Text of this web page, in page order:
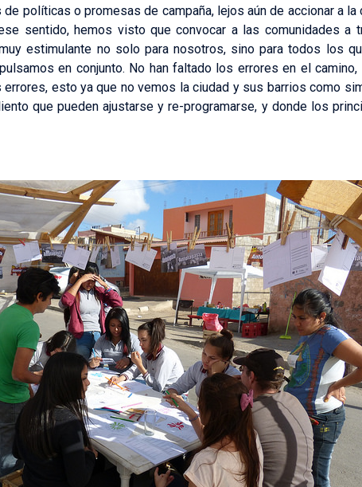
políticas o promesas de campaña, lejos aún de accionar a la
sentido, hemos visto que convocar a las comunidades a
estimulante no solo para nosotros, sino para todos los
en conjunto. No han faltado los errores en el
esto ya que no vemos la ciudad y sus barrios como
que pueden ajustarse y re-programarse, y donde los